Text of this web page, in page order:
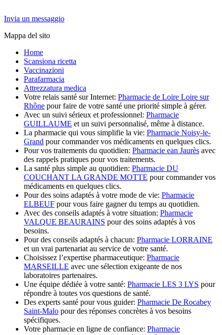
Invia un messaggio
Mappa del sito
Home
Scansiona ricetta
Vaccinazioni
Parafarmacia
Attrezzatura medica
Votre relais santé sur Internet: Pharmacie de Loire Loire sur
Rhône pour faire de votre santé une priorité simple à gérer.
Avec un suivi sérieux et professionnel: Pharmacie
GUILLAUME et un suivi personnalisé, même à distance.
La pharmacie qui vous simplifie la vie: Pharmacie Noisy-le-
Grand pour commander vos médicaments en quelques clics.
Pour vos traitements du quotidien: Pharmacie ean Jaurès avec
des rappels pratiques pour vos traitements.
La santé plus simple au quotidien: Pharmacie DU
COUCHANT LA GRANDE MOTTE pour commander vos
médicaments en quelques clics.
Pour des soins adaptés à votre mode de vie: Pharmacie
ELBEUF pour vous faire gagner du temps au quotidien.
Avec des conseils adaptés à votre situation: Pharmacie
VALQUE BEAURAINS pour des soins adaptés à vos
besoins.
Pour des conseils adaptés à chacun: Pharmacie LORRAINE
et un vrai partenariat au service de votre santé.
Choisissez l’expertise pharmaceutique: Pharmacie
MARSEILLE avec une sélection exigeante de nos
laboratoires partenaires.
Une équipe dédiée à votre santé: Pharmacie LES 3 LYS pour
répondre à toutes vos questions de santé.
Des experts santé pour vous guider: Pharmacie De Rocabey
Saint-Malo pour des réponses concrètes à vos besoins
spécifiques.
Votre pharmacie en ligne de confiance: Pharmacie